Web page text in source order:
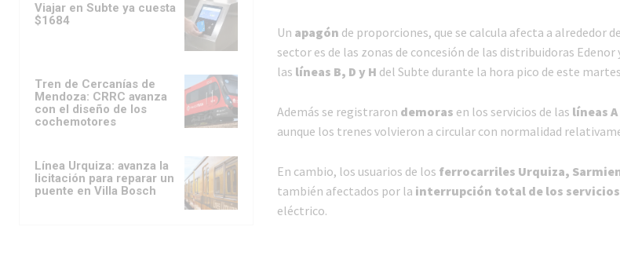
Viajar en Subte ya cuesta
$1684
Tren de Cercanías de
Mendoza: CRRC avanza
con el diseño de los
cochemotores
Línea Urquiza: avanza la
licitación para reparar un
puente en Villa Bosch
Un apagón de proporciones, que se calcula afecta a alrededor de
sector es de las zonas de concesión de las distribuidoras Edenor
las líneas B, D y H del Subte durante la hora pico de este
Además se registraron demoras en los servicios de las líneas A
aunque los trenes volvieron a circular con normalidad
En cambio, los usuarios de los ferrocarriles Urquiza,
también afectados por la interrupción total de los servicios
eléctrico.